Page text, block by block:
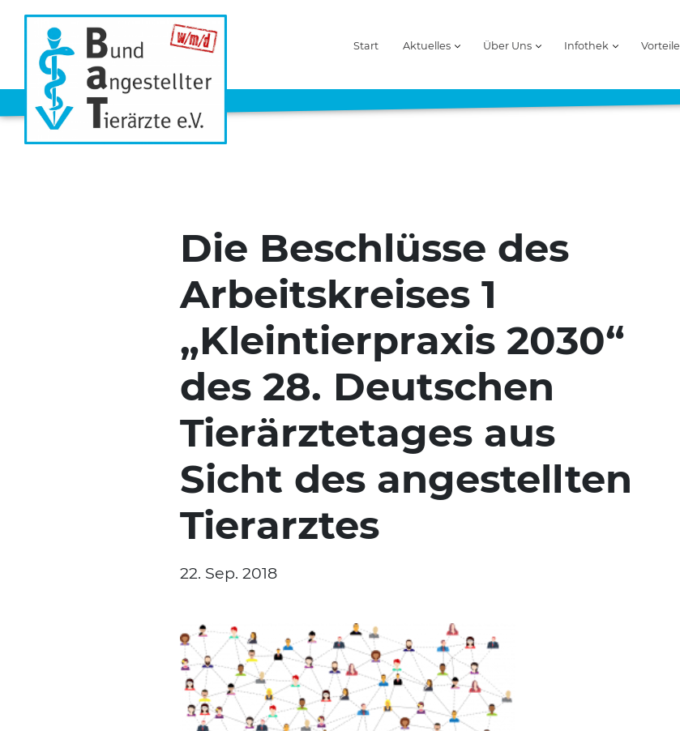
Start Aktuelles Über Uns Infothek Vorteile
Die Beschlüsse des
Arbeitskreises 1
„Kleintierpraxis 2030“
des 28. Deutschen
Tierärztetages aus
Sicht des angestellten
Tierarztes
22. Sep. 2018